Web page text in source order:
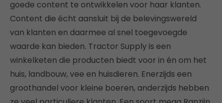
goede content te ontwikkelen voor haar klanten.
Content die écht aansluit bij de belevingswereld
van klanten en daarmee al snel toegevoegde
waarde kan bieden. Tractor Supply is een
winkelketen die producten biedt voor in én om het
huis, landbouw, vee en huisdieren. Enerzijds een
groothandel voor kleine boeren, anderzijds hebben